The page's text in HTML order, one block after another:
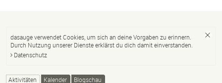
dasauge verwendet Cookies, um sich an deine Vorgaben zu erinnern.
Durch Nutzung unserer Dienste erklärst du dich damit einverstanden.
Datenschutz
Aktivitäten Kalender Blogschau